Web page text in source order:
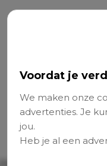
Voordat je
We maken onze
advertenties. Je
jou.
Heb je al een